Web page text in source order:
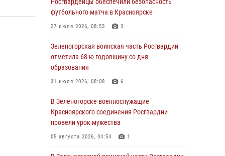
вневедомственной охраны Росгвардии
задержали подозреваемого в серии краж из
04 августа 2026, 09:57
Сотрудники Росгвардии обеспечили
общественный порядок во время
Дудинке
04 августа 2026, 08:36 1
В Красноярске сотрудники Росгвардии
супермаркета
футбольного матча в Красноярске
27 июля 2026, 08:53 3
Зеленогорская воинская часть Росгвардии
отметила 68-ю годовщину со дня
образования
31 июля 2026, 08:08 6
В Зеленогорске военнослужащие
Красноярского соединения Росгвардии
провели урок мужества
05 августа 2026, 04:54 1